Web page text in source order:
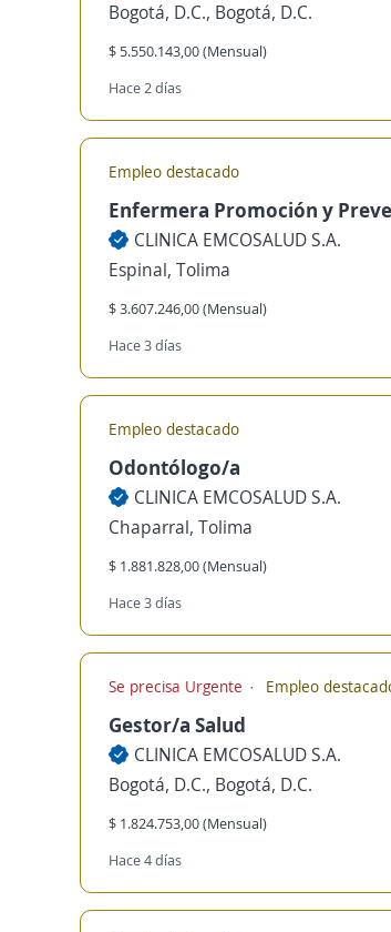
Bogotá, D.C., Bogotá, D.C.
$ 5.550.143,00 (Mensual)
Hace 2 días
Empleo destacado
Enfermera Promoción y
CLINICA EMCOSALUD S.A.
Espinal, Tolima
$ 3.607.246,00 (Mensual)
Hace 3 días
Empleo destacado
Odontólogo/a
CLINICA EMCOSALUD S.A.
Chaparral, Tolima
$ 1.881.828,00 (Mensual)
Hace 3 días
Se precisa Urgente Empleo
Gestor/a Salud
CLINICA EMCOSALUD S.A.
Bogotá, D.C., Bogotá, D.C.
$ 1.824.753,00 (Mensual)
Hace 4 días